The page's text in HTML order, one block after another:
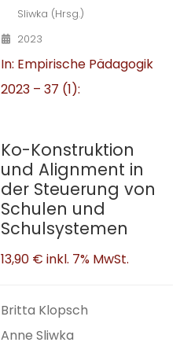
Sliwka (Hrsg.)
2023
In: Empirische Pädagogik
2023 – 37 (1):
Ko-Konstruktion
und Alignment in
der Steuerung von
Schulen und
Schulsystemen
13,90 € inkl. 7% MwSt.
Britta Klopsch
Anne Sliwka